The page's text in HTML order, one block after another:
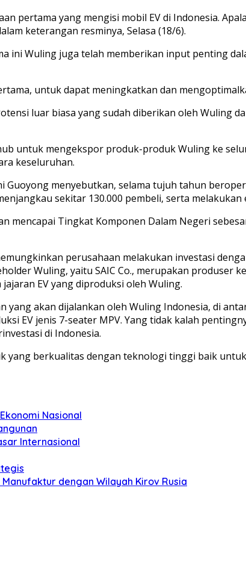
pertama yang mengisi mobil EV di Indonesia.
keterangan resminya, Selasa (18/6).
ini Wuling juga telah memberikan input penting
untuk dapat meningkatkan dan
luar biasa yang sudah diberikan oleh Wuling
untuk mengekspor produk-produk Wuling ke
keseluruhan.
menyebutkan, selama tujuh tahun
sekitar 130.000 pembeli, serta
Tingkat Komponen Dalam Negeri
perusahaan melakukan investasi
Wuling, yaitu SAIC Co., merupakan produser
EV yang diproduksi oleh Wuling.
akan dijalankan oleh Wuling Indonesia, di
EV jenis 7-seater MPV. Yang tidak kalah
di Indonesia.
berkualitas dengan teknologi tinggi baik
Nasional
Internasional
dengan Wilayah Kirov Rusia